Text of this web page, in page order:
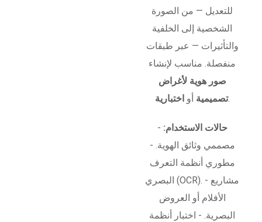
للتعديل — من الصورة
الشخصية إلى الخلفية
والتأثيرات — عبر طبقات
منفصلة. مناسب لإنشاء
صور هوية لأغراض
تصميمية أو اختبارية .
حالات الاستخدام: -
مصممي وثائق الهوية. -
مطوري أنظمة التعرف
البصري (OCR). - مشاريع
الأفلام أو العروض
البصرية. - اختبار أنظمة